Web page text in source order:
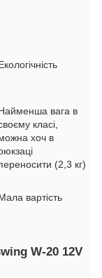
вага в
класі,
хоч в
(2,3 кг)
вартість
W-20 12V